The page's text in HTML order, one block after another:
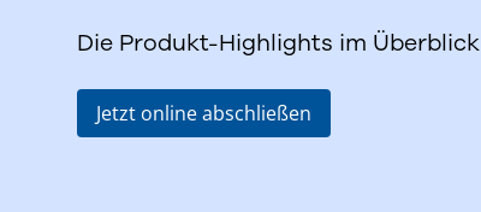
Die Produkt-Highlights im Überblick
Jetzt online abschließen